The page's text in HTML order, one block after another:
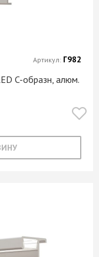
C-образн, алюм.
Артикул: Г982